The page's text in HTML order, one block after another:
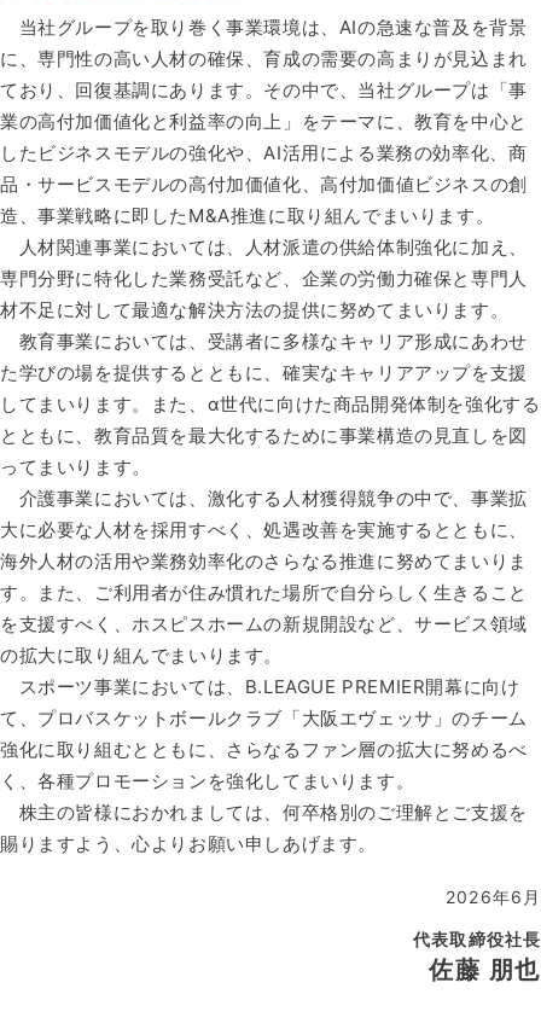
当社グループを取り巻く事業環境は、AIの急速な普及を背景
に、専門性の高い人材の確保、育成の需要の高まりが見込まれ
ており、回復基調にあります。その中で、当社グループは「事
業の高付加価値化と利益率の向上」をテーマに、教育を中心と
したビジネスモデルの強化や、AI活用による業務の効率化、商
品・サービスモデルの高付加価値化、高付加価値ビジネスの創
造、事業戦略に即したM&A推進に取り組んでまいります。​
人材関連事業においては、人材派遣の供給体制強化に加え、
専門分野に特化した業務受託など、企業の労働力確保と専門人
材不足に対して最適な解決方法の提供に努めてまいります。​
教育事業においては、受講者に多様なキャリア形成にあわせ
た学びの場を提供するとともに、確実なキャリアアップを支援
してまいります。また、α世代に向けた商品開発体制を強化する
とともに、教育品質を最大化するために事業構造の見直しを図
ってまいります。​
介護事業においては、激化する人材獲得競争の中で、事業拡
大に必要な人材を採用すべく、処遇改善を実施するとともに、
海外人材の活用や業務効率化のさらなる推進に努めてまいりま
す。また、ご利用者が住み慣れた場所で自分らしく生きること
を支援すべく、ホスピス​ホームの新規開設など、サービス領域
の拡大に取り組んでまいります。​
スポーツ事業においては、B.LEAGUE PREMIER開幕に向け
て、プロバスケットボールクラブ「大阪エヴェッサ」のチーム
強化に取り組むとともに、さらなるファン層の拡大に努めるべ
く、各種プロモーションを強化してまいります。​
株主の皆様におかれましては、何卒格別のご理解とご支援を
賜りますよう、心よりお願い申しあげます。​
2026年6月​
代表取締役社長​
佐藤 朋也​